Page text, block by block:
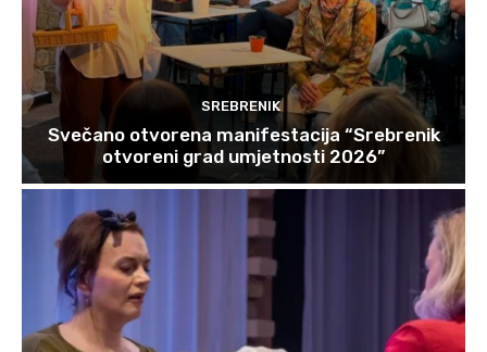
SREBRENIK
Svečano otvorena manifestacija “Srebrenik
otvoreni grad umjetnosti 2026”